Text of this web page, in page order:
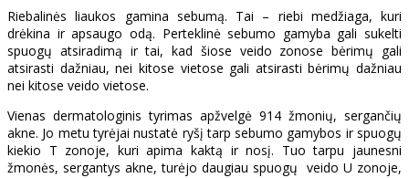
Riebalinės liaukos gamina sebumą. Tai – riebi medžiaga, kuri
drėkina ir apsaugo odą. Perteklinė sebumo gamyba gali sukelti
spuogų atsiradimą ir tai, kad šiose veido zonose bėrimų gali
atsirasti dažniau, nei kitose vietose gali atsirasti bėrimų dažniau
nei kitose veido vietose.
Vienas dermatologinis tyrimas apžvelgė 914 žmonių, sergančių
akne. Jo metu tyrėjai nustatė ryšį tarp sebumo gamybos ir spuogų
kiekio T zonoje, kuri apima kaktą ir nosį. Tuo tarpu jaunesni
žmonės, sergantys akne, turėjo daugiau spuogų veido U zonoje,